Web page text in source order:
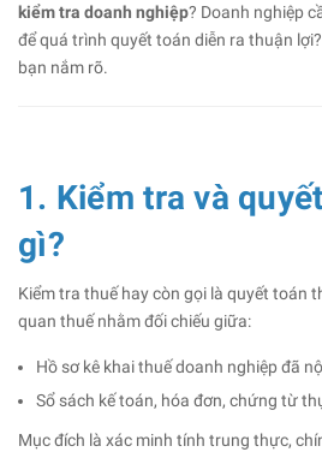
kiểm tra doanh nghiệp? Doanh nghiệp
để quá trình quyết toán diễn ra thuận
bạn nắm rõ.
1. Kiểm tra và
gì?
Kiểm tra thuế hay còn gọi là quyết toán
quan thuế nhằm đối chiếu giữa:
Hồ sơ kê khai thuế doanh nghiệp đã
Sổ sách kế toán, hóa đơn, chứng từ
Mục đích là xác minh tính trung thực,